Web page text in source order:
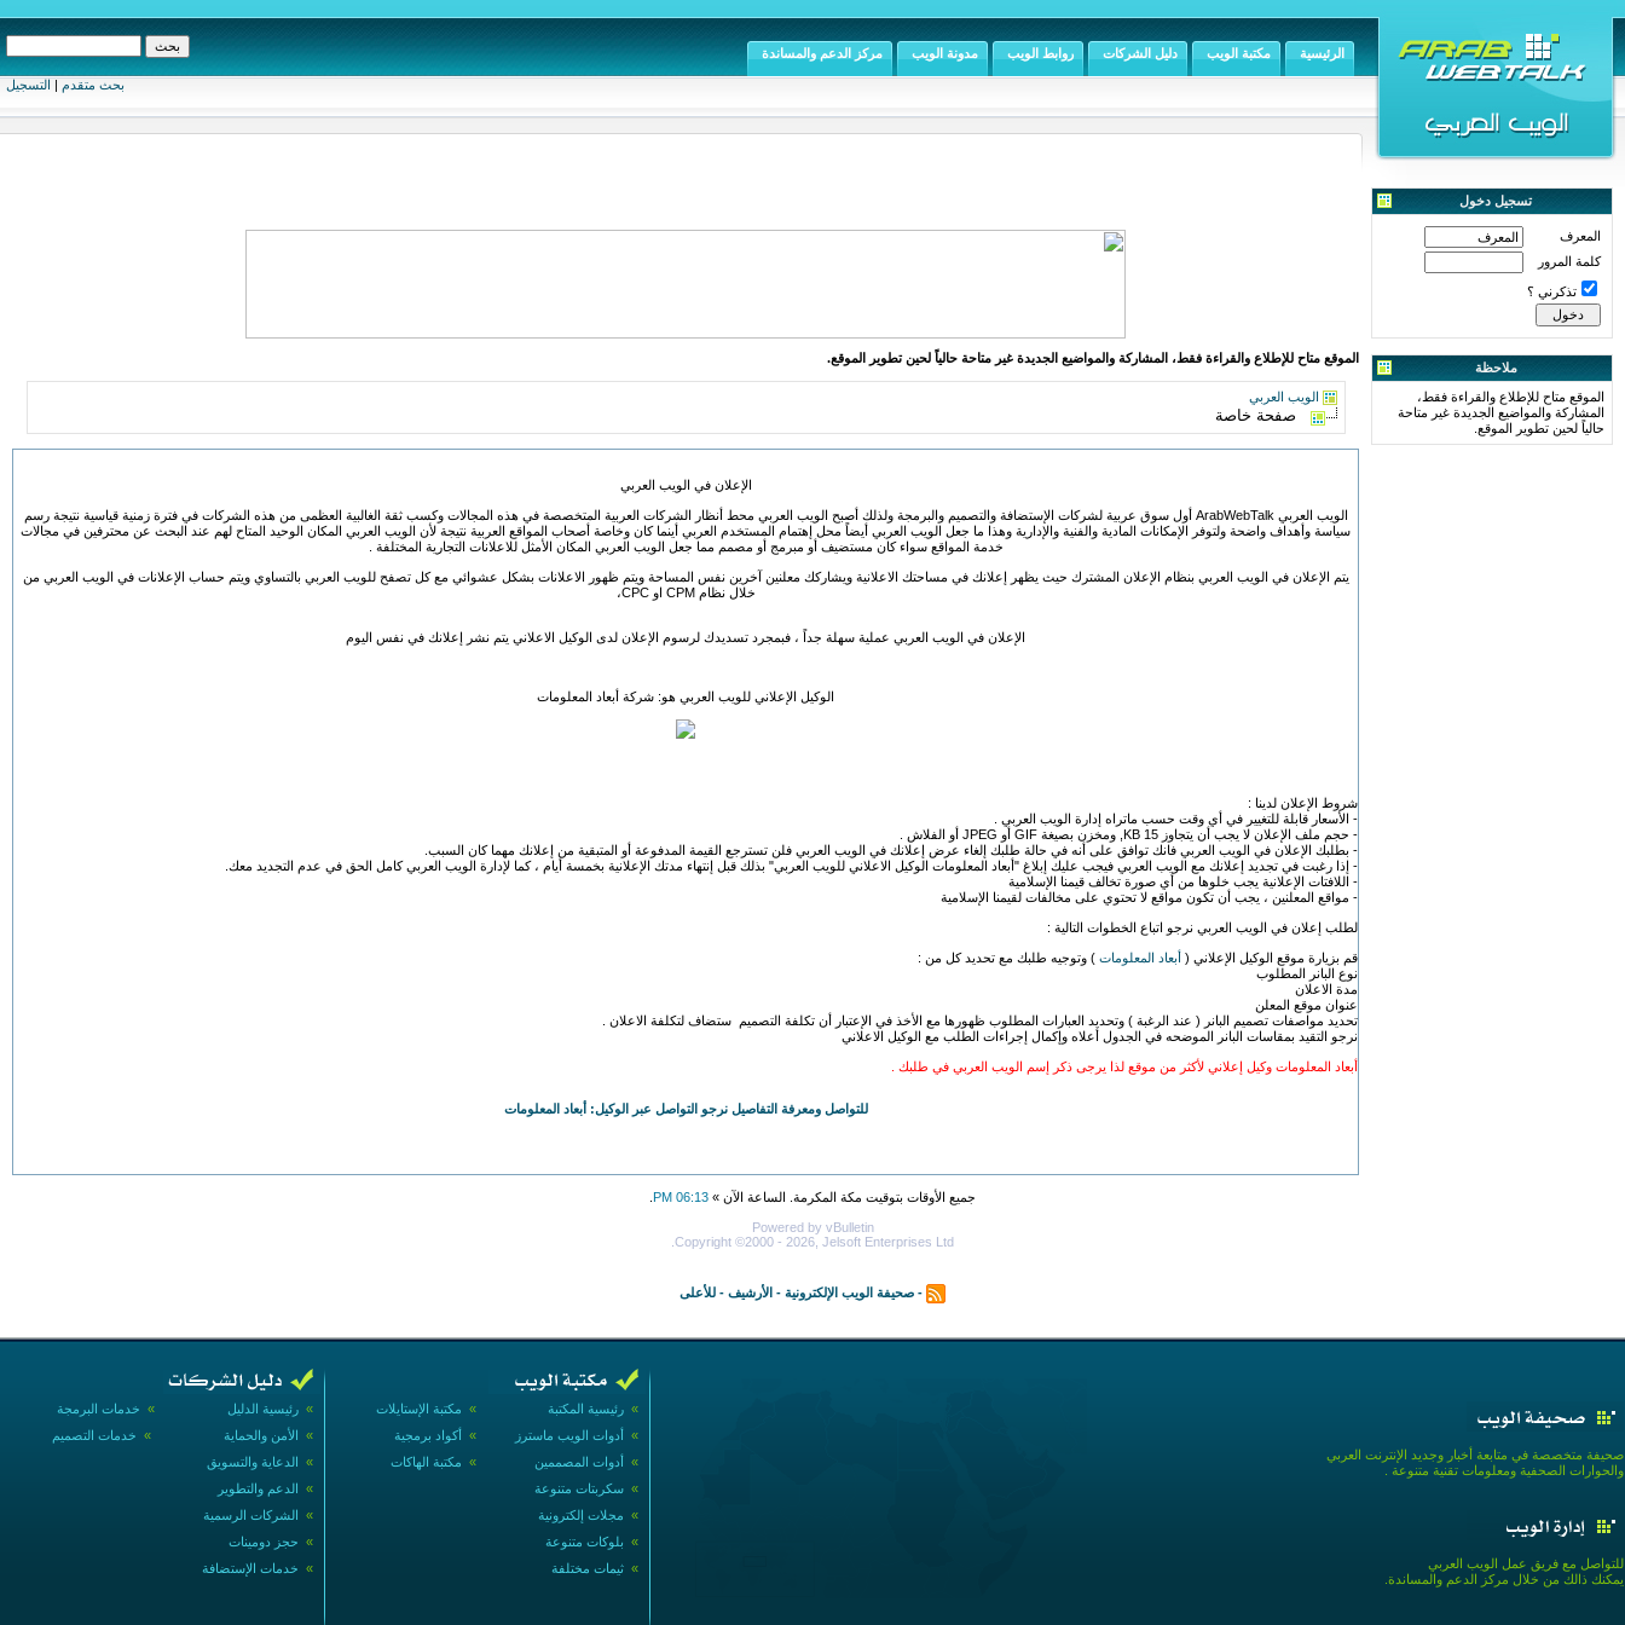
بحث متقدم | التسجيل
الرئيسية مكتبة الويب دليل الشركات روابط الويب مدونة الويب مركز الدعم والمساندة
تسجيل دخول
المعرف
كلمة المرور
تذكرني ؟
ملاحظة
الموقع متاح للإطلاع والقراءة فقط،
المشاركة والمواضيع الجديدة غير متاحة
حالياً لحين تطوير الموقع.
الموقع متاح للإطلاع والقراءة فقط، المشاركة والمواضيع الجديدة غير متاحة حالياً لحين تطوير الموقع.
الويب العربي
صفحة خاصة
الإعلان في الويب العربي
الويب العربي ArabWebTalk أول سوق عربية لشركات الإستضافة والتصميم والبرمجة ولذلك أصبح الويب العربي محط أنظار الشركات العربية المتخصصة في هذه المجالات وكسب ثقة الغالبية العظمى من هذه الشركات في فترة زمنية قياسية نتيجة رسم
سياسة وأهداف واضحة ولتوفر الإمكانات المادية والفنية والإدارية وهذا ما جعل الويب العربي أيضاً محل إهتمام المستخدم العربي أينما كان وخاصة أصحاب المواقع العربية نتيجة لأن الويب العربي المكان الوحيد المتاح لهم عند البحث عن محترفين في مجالات
خدمة المواقع سواء كان مستضيف أو مبرمج أو مصمم مما جعل الويب العربي المكان الأمثل للاعلانات التجارية المختلفة .
يتم الإعلان في الويب العربي بنظام الإعلان المشترك حيث يظهر إعلانك في مساحتك الاعلانيةويشاركك معلنين آخرين نفس المساحة ويتم ظهور الاعلانات بشكل عشوائي مع كل تصفح للويب العربي بالتساوي ويتم حساب الإعلانات في الويب العربي من
خلال نظام CPM او CPC،
الإعلان في الويب العربي عملية سهلة جداً ، فبمجرد تسديدك لرسوم الإعلان لدى الوكيل الاعلاني يتم نشر إعلانك في نفس اليوم
الوكيل الإعلاني للويب العربي هو: شركة أبعاد المعلومات
شروط الإعلان لدينا :
- الأسعار قابلة للتغيير في أي وقت حسب ماتراه إدارة الويب العربي .
- حجم ملف الإعلان لا يجب أن يتجاوز 15 KB, ومخزن بصيغة GIF أو JPEG أو الفلاش .
- بطلبك الإعلان في الويب العربي فانك توافق على أنه في حالة طلبك إلغاء عرض إعلانك في الويب العربي فلن تسترجع القيمة المدفوعة أو المتبقية من إعلانك مهما كان السبب.
- إذا رغبت في تجديد إعلانك مع الويب العربي فيجب عليك إبلاغ "أبعاد المعلومات الوكيل الاعلاني للويب العربي" بذلك قبل إنتهاء مدتك الإعلانية بخمسة أيام ، كما لإدارة الويب العربي كامل الحق في عدم التجديد معك.
- اللافتات الإعلانية يجب خلوها من أي صورة تخالف قيمنا الإسلامية
- مواقع المعلنين ، يجب أن تكون مواقع لا تحتوي على مخالفات لقيمنا الإسلامية
لطلب إعلان في الويب العربي نرجو اتباع الخطوات التالية :
قم بزيارة موقع الوكيل الإعلاني ( أبعاد المعلومات ) وتوجيه طلبك مع تحديد كل من :
نوع البانر المطلوب
مدة الاعلان
عنوان موقع المعلن
تحديد مواصفات تصميم البانر ( عند الرغبة ) وتحديد العبارات المطلوب ظهورها مع الأخذ في الإعتبار أن تكلفة التصميم ستضاف لتكلفة الاعلان .
نرجو التقيد بمقاسات البانر الموضحه في الجدول أعلاه وإكمال إجراءات الطلب مع الوكيل الاعلاني
أبعاد المعلومات وكيل إعلاني لأكثر من موقع لذا يرجى ذكر إسم الويب العربي في طلبك .
للتواصل ومعرفة التفاصيل نرجو التواصل عبر الوكيل: أبعاد المعلومات
جميع الأوقات بتوقيت مكة المكرمة. الساعة الآن » 06:13 PM
Powered by vBulletin
Copyright ©2000 - 2026, Jelsoft Enterprises Ltd.
- صحيفة الويب الإلكترونية - الأرشيف - للأعلى
» خدمات البرمجة » رئيسية الدليل
» خدمات التصميم » الأمن والحماية
» الدعاية والتسويق
» الدعم والتطوير
» الشركات الرسمية
» حجز دومينات
» خدمات الإستضافة
» مكتبة الإستايلات » رئيسية المكتبة
» أكواد برمجية » أدوات الويب ماسترز
» مكتبة الهاكات » أدوات المصممين
» سكربتات متنوعة
» مجلات إلكترونية
» بلوكات متنوعة
» ثيمات مختلفة
صحيفة متخصصة في متابعة أخبار وجديد الإنترنت العربي
والحوارات الصحفية ومعلومات تقنية متنوعة .
للتواصل مع فريق عمل الويب العربي
يمكنك ذالك من خلال مركز الدعم والمساندة.